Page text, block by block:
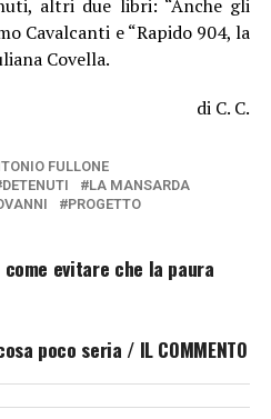
altri due libri: “Anche gli
Cavalcanti e “Rapido 904, la
Covella.
C.
FULLONE
DETENUTI
LA MANSARDA
PROGETTO
evitare che la paura
poco seria / IL COMMENTO